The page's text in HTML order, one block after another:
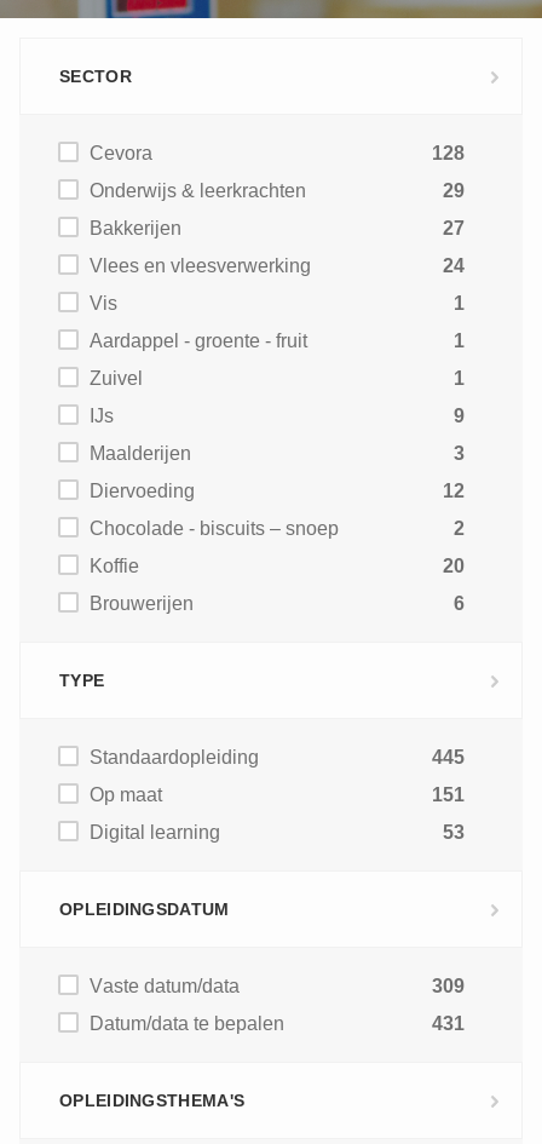
SECTOR
Cevora
128
Onderwijs & leerkrachten
29
Bakkerijen
27
Vlees en vleesverwerking
24
Vis
1
Aardappel - groente - fruit
1
Zuivel
1
IJs
9
Maalderijen
3
Diervoeding
12
Chocolade - biscuits – snoep
2
Koffie
20
Brouwerijen
6
TYPE
Standaardopleiding
445
Op maat
151
Digital learning
53
OPLEIDINGSDATUM
Vaste datum/data
309
Datum/data te bepalen
431
OPLEIDINGSTHEMA'S